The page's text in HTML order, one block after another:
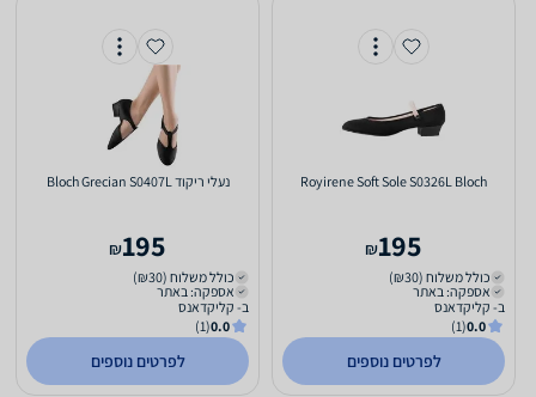
Royirene Soft Sole S0326L Bloch
195
₪
כולל משלוח (₪30)
אספקה: באתר
ב- קליקדאנס
0.0
(1)
לפרטים נוספים
‏נעלי ריקוד Bloch Grecian S0407L
195
₪
כולל משלוח (₪30)
אספקה: באתר
ב- קליקדאנס
0.0
(1)
לפרטים נוספים